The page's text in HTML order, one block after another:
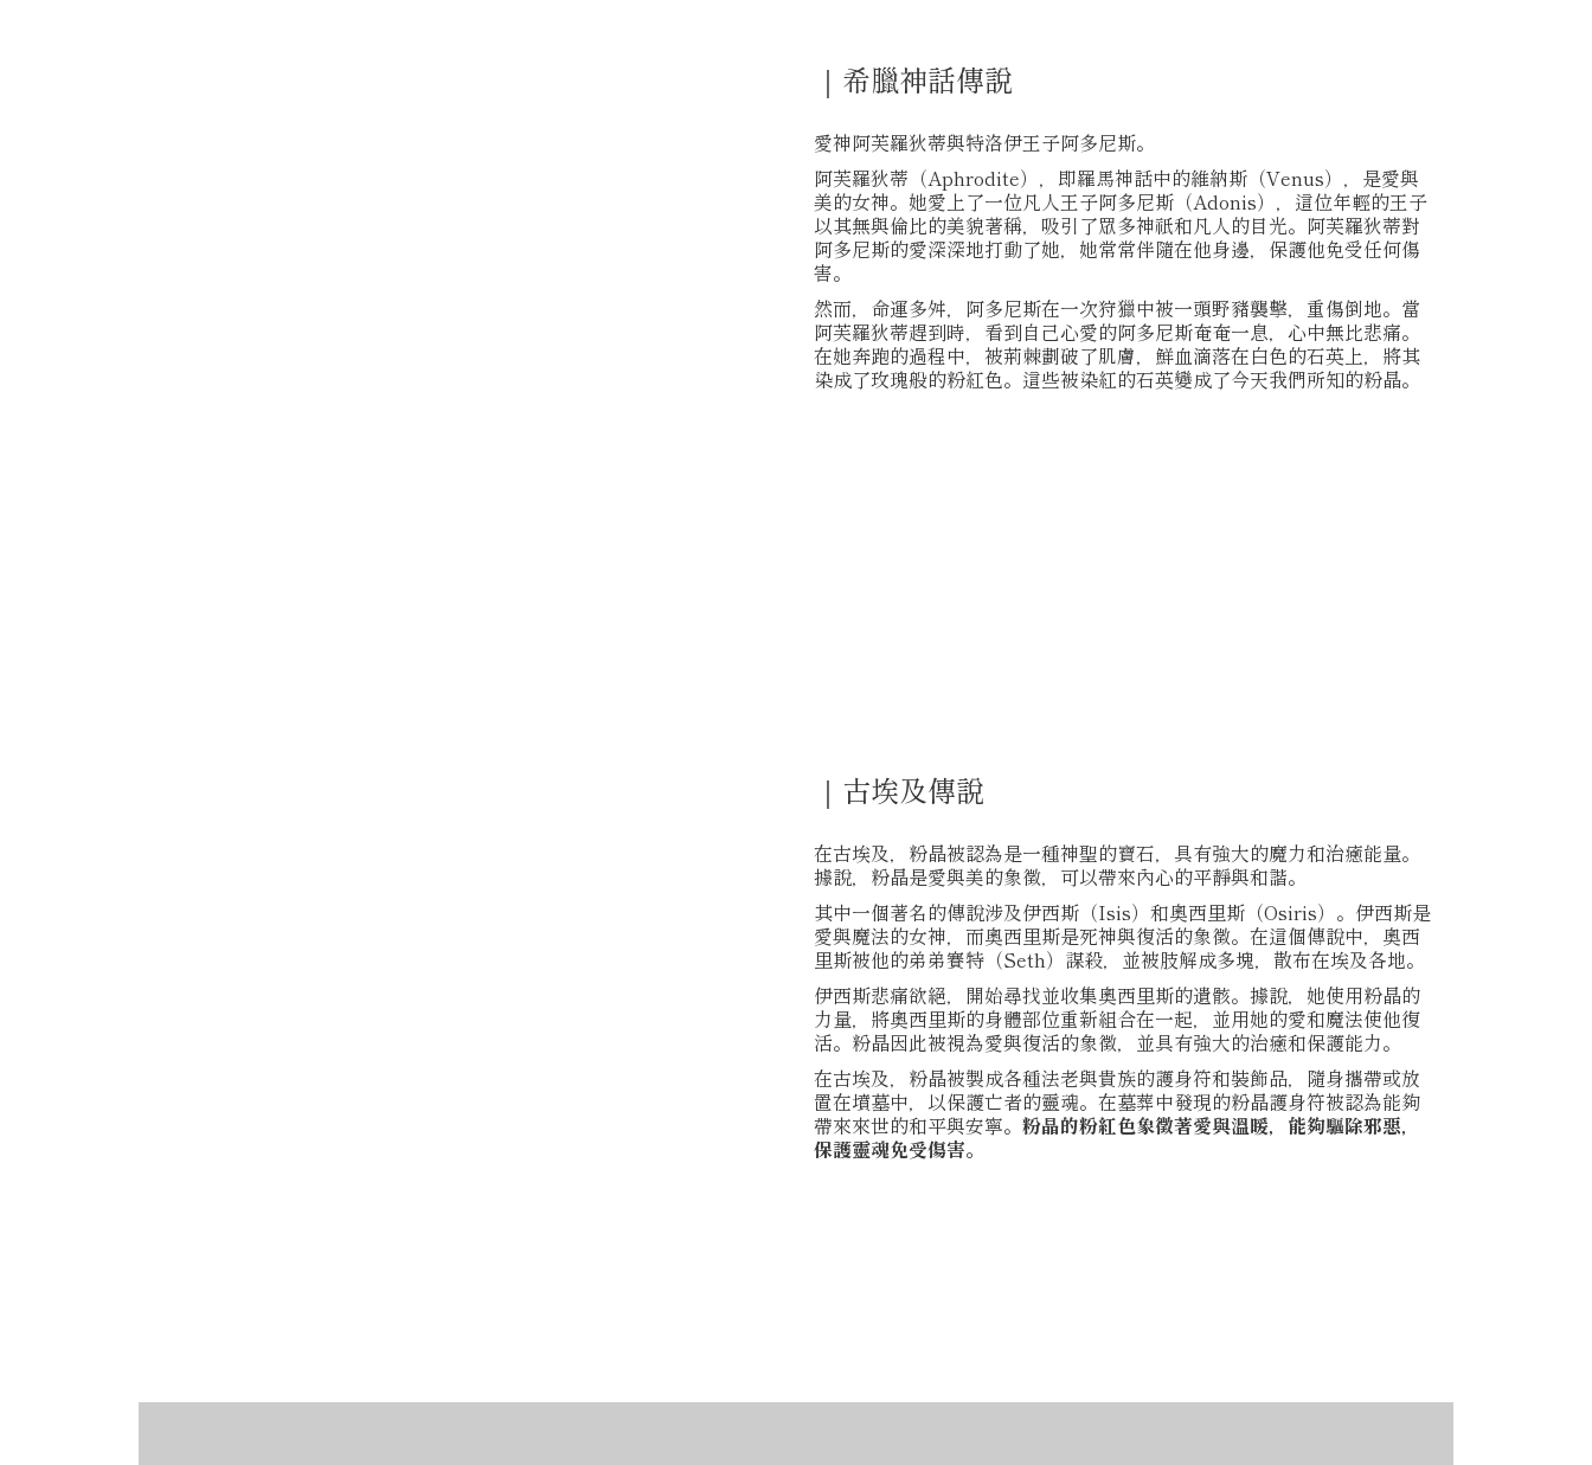
｜希臘神話傳說
愛神阿芙羅狄蒂與特洛伊王子阿多尼斯。
阿芙羅狄蒂（Aphrodite），即羅馬神話中的維納斯（Venus），是愛與
美的女神。她愛上了一位凡人王子阿多尼斯（Adonis），這位年輕的王子
以其無與倫比的美貌著稱，吸引了眾多神祇和凡人的目光。阿芙羅狄蒂對
阿多尼斯的愛深深地打動了她，她常常伴隨在他身邊，保護他免受任何傷
害。
然而，命運多舛，阿多尼斯在一次狩獵中被一頭野豬襲擊，重傷倒地。當
阿芙羅狄蒂趕到時，看到自己心愛的阿多尼斯奄奄一息，心中無比悲痛。
在她奔跑的過程中，被荊棘劃破了肌膚，鮮血滴落在白色的石英上，將其
染成了玫瑰般的粉紅色。這些被染紅的石英變成了今天我們所知的粉晶。
｜古埃及傳說
在古埃及，粉晶被認為是一種神聖的寶石，具有強大的魔力和治癒能量。
據說，粉晶是愛與美的象徵，可以帶來內心的平靜與和諧。
其中一個著名的傳說涉及伊西斯（Isis）和奧西里斯（Osiris）。伊西斯是
愛與魔法的女神，而奧西里斯是死神與復活的象徵。在這個傳說中，奧西
里斯被他的弟弟賽特（Seth）謀殺，並被肢解成多塊，散布在埃及各地。
伊西斯悲痛欲絕，開始尋找並收集奧西里斯的遺骸。據說，她使用粉晶的
力量，將奧西里斯的身體部位重新組合在一起，並用她的愛和魔法使他復
活。粉晶因此被視為愛與復活的象徵，並具有強大的治癒和保護能力。
在古埃及，粉晶被製成各種法老與貴族的護身符和裝飾品，隨身攜帶或放
置在墳墓中，以保護亡者的靈魂。在墓葬中發現的粉晶護身符被認為能夠
帶來來世的和平與安寧。 粉晶的粉紅色象徵著愛與溫暖，能夠驅除邪惡，
保護靈魂免受傷害。